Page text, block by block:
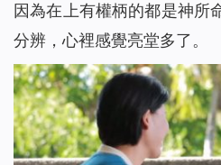
因為在上有權柄的都是神所
分辨，心裡感覺亮堂多了。